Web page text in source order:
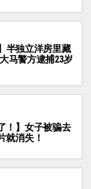
半独立洋房里藏
马警方逮捕23岁
！】女子被骗去
就消失！